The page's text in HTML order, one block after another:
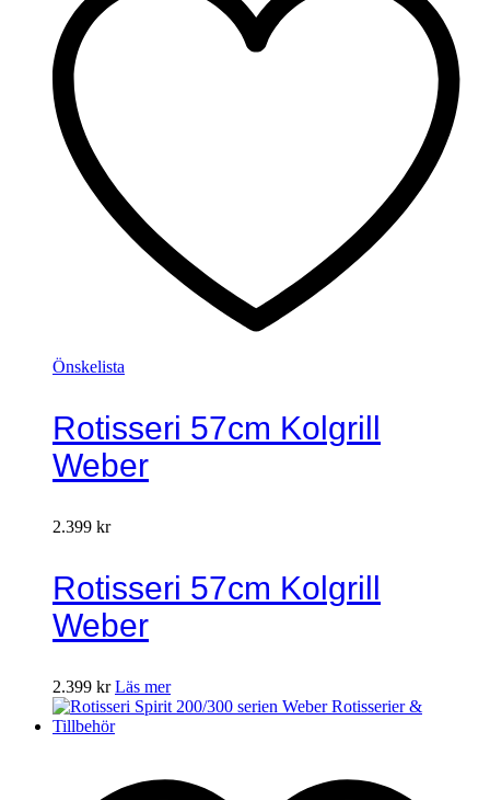
Önskelista
Rotisseri 57cm Kolgrill
Weber
2.399 kr
Rotisseri 57cm Kolgrill
Weber
2.399 kr Läs mer